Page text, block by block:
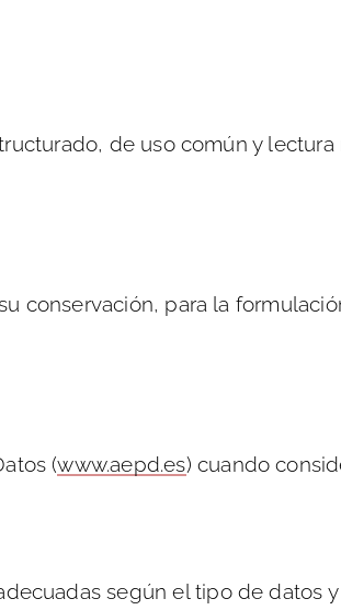
de uso común y lectura
conservación, para la
(www.aepd.es) cuando
según el tipo de datos